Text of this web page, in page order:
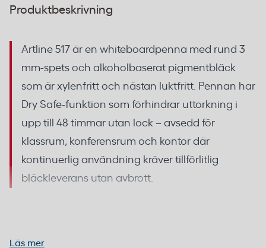
Produktbeskrivning
Artline 517 är en whiteboardpenna med rund 3
mm-spets och alkoholbaserat pigmentbläck
som är xylenfritt och nästan luktfritt. Pennan har
Dry Safe-funktion som förhindrar uttorkning i
upp till 48 timmar utan lock – avsedd för
klassrum, konferensrum och kontor där
kontinuerlig användning kräver tillförlitlig
bläckleverans utan avbrott.
Läs mer